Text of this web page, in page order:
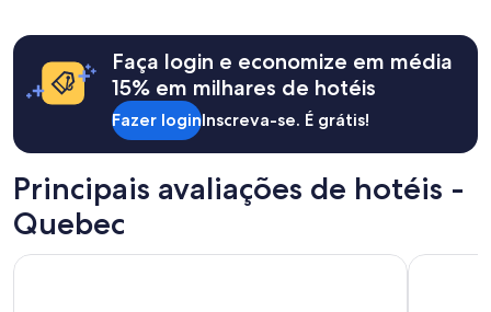
shoras,
base
em
estadia
de
1
diária
para
2
adultos.
Faça login e economize em média
15% em milhares de hotéis
Fazer loginInscreva-se. É grátis!
Principais avaliações de hotéis -
Quebec
Hotel Zero 1 Hôtel Le